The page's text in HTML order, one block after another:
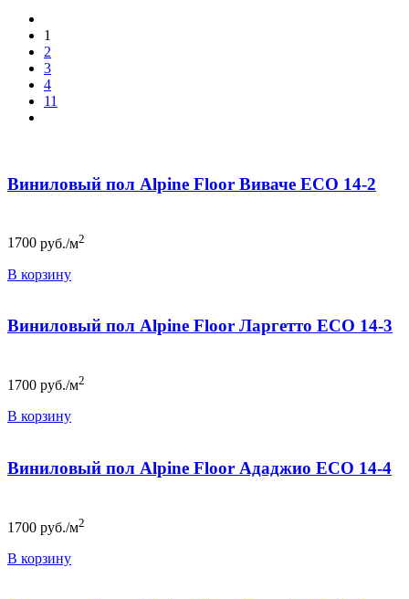
1
2
3
4
11
Виниловый пол Alpine Floor Виваче ЕСО 14-2
1700 руб./м2
В корзину
Виниловый пол Alpine Floor Ларгетто ЕСО 14-3
1700 руб./м2
В корзину
Виниловый пол Alpine Floor Ададжио ЕСО 14-4
1700 руб./м2
В корзину